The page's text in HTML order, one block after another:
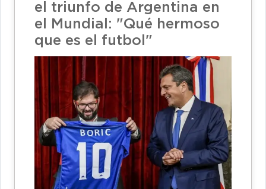
el triunfo de Argentina en
el Mundial: "Qué hermoso
que es el futbol"